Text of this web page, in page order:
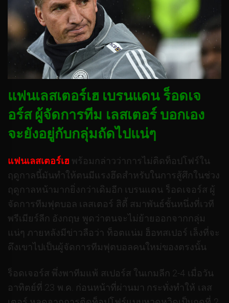
แฟนเลสเตอร์เฮ เบรนแดน ร็อดเจ
อร์ส ผู้จัดการทีม เลสเตอร์ บอกเอง
จะยังอยู่กับกลุ่มถัดไปแน่ๆ
แฟนเลสเตอร์เฮ พร้อมกล่าวว่าการไม่ติดท็อปโฟร์ใน
ฤดูกาลนี้มันทำให้ตนมีแรงฮึดสำหรับในการสู้ศึกในช่วง
ฤดูกาลหน้ามากยิ่งกว่าเดิมอีก เบรนแดน ร็อดเจอร์ส ผู้
จัดการทีมฟุตบอล เลสเตอร์ สิตี้ สมาพันธ์ชั้นหนึ่งที่เวที
พรีเมียร์ลีก อังกฤษ พูดว่าตนจะไม่ย้ายออกจากกลุ่ม
แน่ๆ ภายหลังมีข่าวลือว่า ท็อตแน่ม ฮ็อทสเปอร์ เล็งที่จะ
ดึงเขาไปเป็นผู้จัดการทีมฟุตบอลคนใหม่ของตรงนั้น
ร็อดเจอร์ส พึ่งพาทีมแพ้ สเปอร์ส ในเกมลีก 2-4 เมื่อวัน
อาทิตย์ที่ 23 พ.ค. ก่อนหน้าที่ผ่านมา กระทั่งทำให้ เลส